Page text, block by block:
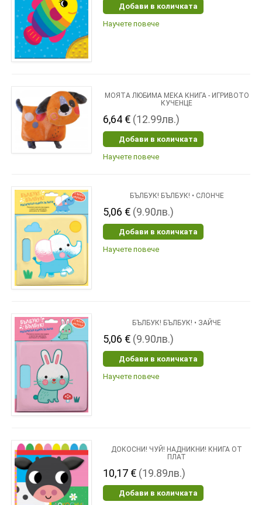
Добави в количката
Научете повече
МОЯТА ЛЮБИМА МЕКА КНИГА - ИГРИВОТО
КУЧЕНЦЕ
6,64 € (12.99лв.)
Добави в количката
Научете повече
БЪЛБУК! БЪЛБУК! • СЛОНЧЕ
5,06 € (9.90лв.)
Добави в количката
Научете повече
БЪЛБУК! БЪЛБУК! • ЗАЙЧЕ
5,06 € (9.90лв.)
Добави в количката
Научете повече
ДОКОСНИ! ЧУЙ! НАДНИКНИ! КНИГА ОТ
ПЛАТ
10,17 € (19.89лв.)
Добави в количката